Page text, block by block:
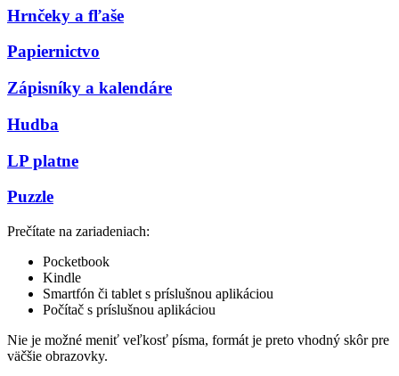
Hrnčeky a fľaše
Papiernictvo
Zápisníky a kalendáre
Hudba
LP platne
Puzzle
Prečítate na zariadeniach:
Pocketbook
Kindle
Smartfón či tablet s príslušnou aplikáciou
Počítač s príslušnou aplikáciou
Nie je možné meniť veľkosť písma, formát je preto vhodný skôr pre
väčšie obrazovky.